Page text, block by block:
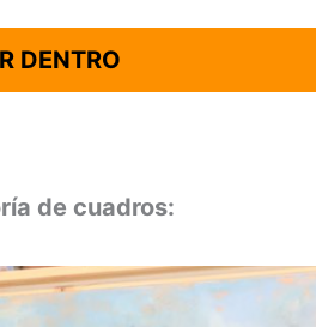
DENTRO
de cuadros: